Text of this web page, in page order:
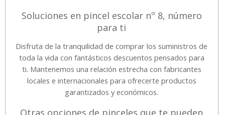
Soluciones en pincel escolar nº 8, número
para ti
Disfruta de la tranquilidad de comprar los suministros de
toda la vida con fantásticos descuentos pensados para
ti. Mantenemos una relación estrecha con fabricantes
locales e internacionales para ofrecerte productos
garantizados y económicos.
Otras opciones de pinceles que te pueden